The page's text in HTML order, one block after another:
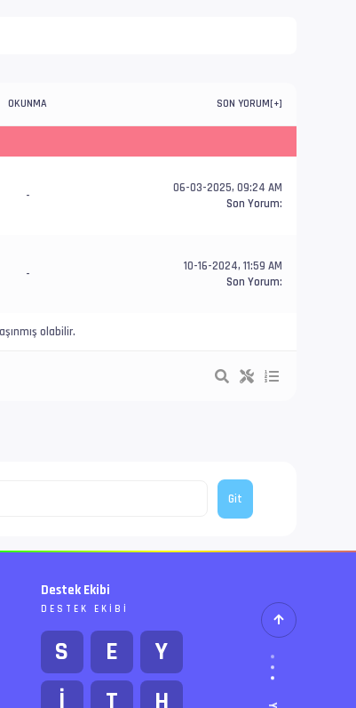
OKUNMA SON YORUM[+]
-
06-03-2025, 09:24 AM
Son Yorum:
-
10-16-2024, 11:59 AM
Son Yorum:
olabilir.
Destek Ekibi
DESTEK EKIBI
S E
Y
İ
T H